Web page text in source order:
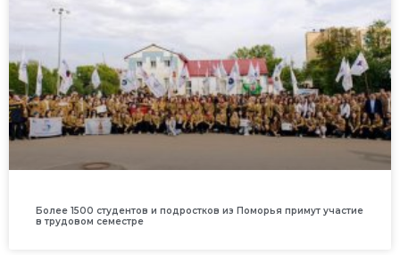
Более 1500 студентов и подростков из Поморья примут участие
в трудовом семестре